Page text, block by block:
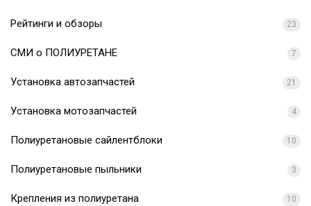
Рейтинги и обзоры 23
СМИ о ПОЛИУРЕТАНЕ 7
Установка автозапчастей 21
Установка мотозапчастей 4
Полиуретановые сайлентблоки 10
Полиуретановые пыльники 3
Крепления из полиуретана 10